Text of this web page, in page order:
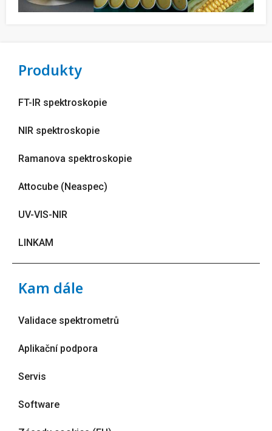
Produkty
FT-IR spektroskopie
NIR spektroskopie
Ramanova spektroskopie
Attocube (Neaspec)
UV-VIS-NIR
LINKAM
Kam dále
Validace spektrometrů
Aplikační podpora
Servis
Software